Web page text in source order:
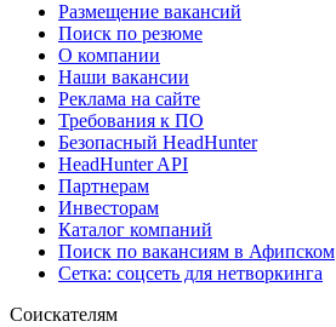
Размещение вакансий
Поиск по резюме
О компании
Наши вакансии
Реклама на сайте
Требования к ПО
Безопасный HeadHunter
HeadHunter API
Партнерам
Инвесторам
Каталог компаний
Поиск по вакансиям в Афипском
Сетка: соцсеть для нетворкинга
Соискателям